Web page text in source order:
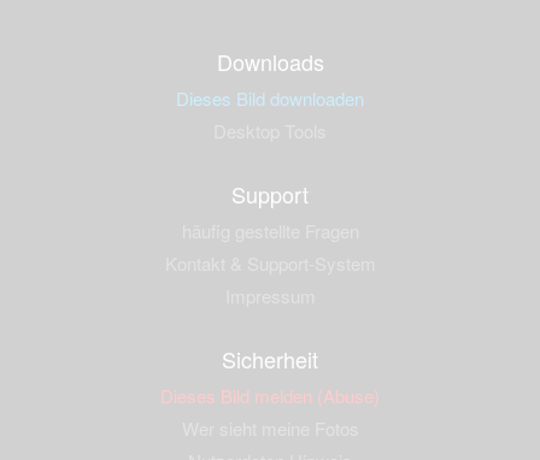
Downloads
Dieses Bild downloaden
Support
Sicherheit
Dieses Bild melden (Abuse)